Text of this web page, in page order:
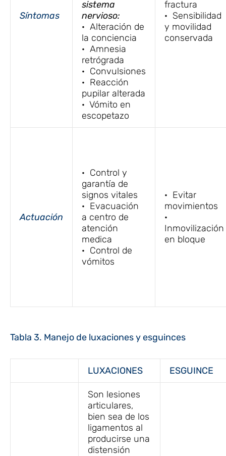
Síntomas
sistema
nervioso:
· Alteración de
la conciencia
· Amnesia
retrógrada
· Convulsiones
· Reacción
pupilar alterada
· Vómito en
escopetazo
fractura
· Sensibilidad
y movilidad
conservada
Actuación
· Control y
garantía de
signos vitales
· Evacuación
a centro de
atención
medica
· Control de
vómitos
· Evitar
movimientos
·
Inmovilización
en bloque
Tabla 3. Manejo de luxaciones y esguinces
LUXACIONES ESGUINCE
Son lesiones
articulares,
bien sea de los
ligamentos al
producirse una
distensión